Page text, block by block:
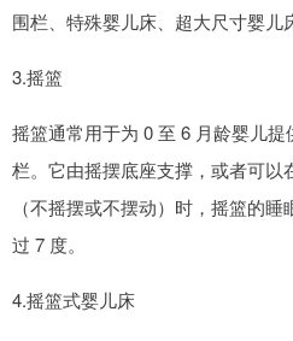
围栏、特殊婴儿床、超大尺寸婴儿
3.摇篮
摇篮通常用于为 0 至 6 月龄婴儿
栏。它由摇摆底座支撑，或者可以
（不摇摆或不摆动）时，摇篮的
过 7 度。
4.摇篮式婴儿床